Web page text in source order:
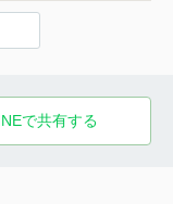
で共有する